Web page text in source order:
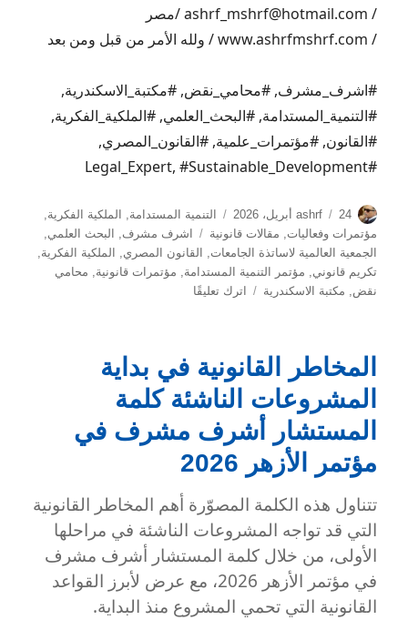
/ ashrf_mshrf@hotmail.com /مصر
/ www.ashrfmshrf.com / ولله الأمر من قبل ومن بعد
#اشرف_مشرف, #محامي_نقض, #مكتبة_الاسكندرية,
#التنمية_المستدامة, #البحث_العلمي, #الملكية_الفكرية,
#القانون, #مؤتمرات_علمية, #القانون_المصري,
#Legal_Expert, #Sustainable_Development
الكاتبashrf
نُشرت
في
24 أبريل، 2026 التصنيفات
التنمية المستدامة الملكية الفكرية
مؤتمرات وفعاليات, مقالات قانونية الوسوم
اشرف مشرف, البحث العلمي,
الجمعية العالمية لاساتذة الجامعات, القانون المصري, الملكية الفكرية,
تكريم قانوني, مؤتمر التنمية المستدامة, مؤتمرات قانونية, محامي
نقض, مكتبة الاسكندرية اترك تعليقًا
أشرف
مشرف
خلال
مؤتمر
التنمية
المستدامة
الإسكندرية
المخاطر القانونية في بداية
المشروعات الناشئة كلمة
المستشار أشرف مشرف في
مؤتمر الأزهر 2026
تتناول هذه الكلمة المصوّرة أهم المخاطر القانونية
التي قد تواجه المشروعات الناشئة في مراحلها
الأولى، من خلال كلمة المستشار أشرف مشرف
في مؤتمر الأزهر 2026، مع عرض لأبرز القواعد
القانونية التي تحمي المشروع منذ البداية.